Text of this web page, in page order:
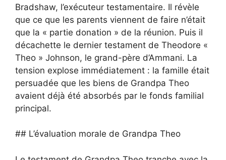
Bradshaw, l’exécuteur testamentaire. Il révèle
que ce que les parents viennent de faire n’était
que la « partie donation » de la réunion. Puis il
décachette le dernier testament de Theodore «
Theo » Johnson, le grand-père d’Ammani. La
tension explose immédiatement : la famille était
persuadée que les biens de Grandpa Theo
avaient déjà été absorbés par le fonds familial
principal.
## L’évaluation morale de Grandpa Theo